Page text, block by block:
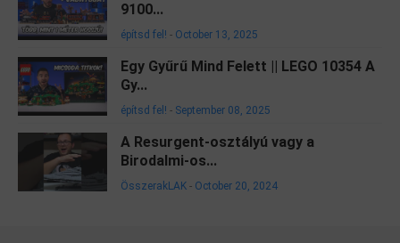
9100...
építsd fel! - October 13, 2025
Egy Gyűrű Mind Felett || LEGO 10354 A
Gy...
építsd fel! - September 08, 2025
A Resurgent-osztályú vagy a
Birodalmi-os...
ÖsszerakLAK - October 20, 2024